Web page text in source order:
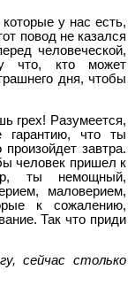
у нас есть,
повод не казался
человеческой,
что, кто может
дня, чтобы
грех! Разумеется,
гарантию, что ты
завтра.
человек пришел к
ты немощный,
маловерием,
к сожалению,
Так что приди
сейчас столько